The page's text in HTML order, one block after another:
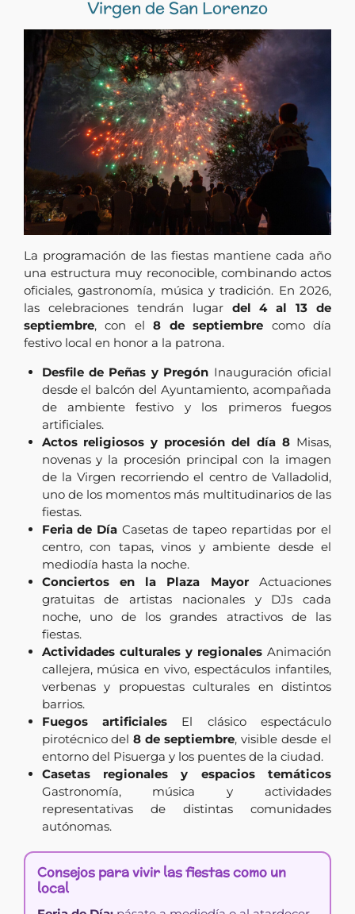
Virgen de San Lorenzo
La programación de las fiestas mantiene cada año
una estructura muy reconocible, combinando actos
oficiales, gastronomía, música y tradición. En 2026,
las celebraciones tendrán lugar del 4 al 13 de
septiembre, con el8 de septiembre como día
festivo local en honor a la patrona.
Desfile de Peñas y Pregón Inauguración oficial
desde el balcón del Ayuntamiento, acompañada
de ambiente festivo y los primeros fuegos
artificiales.
Actos religiosos y procesión del día 8 Misas,
novenas y la procesión principal con la imagen
de la Virgen recorriendo el centro de Valladolid,
uno de los momentos más multitudinarios de las
fiestas.
Feria de Día Casetas de tapeo repartidas por el
centro, con tapas, vinos y ambiente desde el
mediodía hasta la noche.
Conciertos en la Plaza MayorActuaciones
gratuitas de artistas nacionales y DJs cada
noche, uno de los grandes atractivos de las
fiestas.
Actividades culturales y regionalesAnimación
callejera, música en vivo, espectáculos infantiles,
verbenas y propuestas culturales en distintos
barrios.
Fuegos artificialesEl clásico espectáculo
pirotécnico del8 de septiembre, visible desde el
entorno del Pisuerga y los puentes de la ciudad.
Casetas regionales y espacios temáticos
Gastronomía, música y actividades
representativas de distintas comunidades
autónomas.
Consejos para vivir las fiestas como un
local